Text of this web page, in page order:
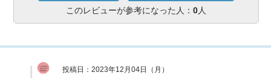
このレビューが参考になった人： 0人
投稿日：2023年12月04日（月）